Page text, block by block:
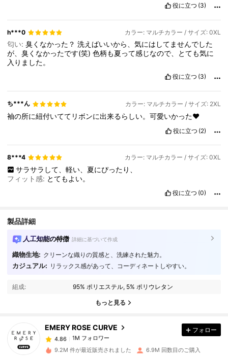
役に立つ (3)
h***0 カラー: マルチカラー / サイズ: 0XL
匂い:臭くなかった？洗えばいいから、気にはしてませんでした
が、臭くなかったです(笑)色柄も夏って感じなので、とても気に
入りました。
役に立つ (3)
ち***ん カラー: マルチカラー / サイズ: 2XL
袖の所に紐付いててリボンに出来るらしい。可愛いかった❤
役に立つ (2)
8***4 カラー: マルチカラー / サイズ: 0XL
サラサラして、軽い、夏にぴったり、
フィット感: とてもよい。
役に立つ (0)
製品詳細
人工知能の特徴 詳細に基づいて作成
織物生地: クリーンな織りの質感と、洗練された魅力。
カジュアル: リラックス感があって、コーディネートしやすい。
組成: 95% ポリエステル, 5% ポリウレタン
もっと見る
EMERY ROSE CURVE
4.86 1M フォロワー
1M フォロワー
4.86
1M フォロワー
c***c は1日前に購入しました
フォロー
9.2M 件が最近販売されました 6.9M 回数目のご購入